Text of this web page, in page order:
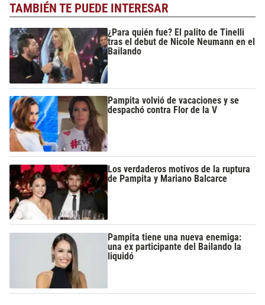
TAMBIÉN TE PUEDE INTERESAR
¿Para quién fue? El palito de Tinelli
tras el debut de Nicole Neumann en el
Bailando
Pampita volvió de vacaciones y se
despachó contra Flor de la V
Los verdaderos motivos de la ruptura
de Pampita y Mariano Balcarce
Pampita tiene una nueva enemiga:
una ex participante del Bailando la
liquidó